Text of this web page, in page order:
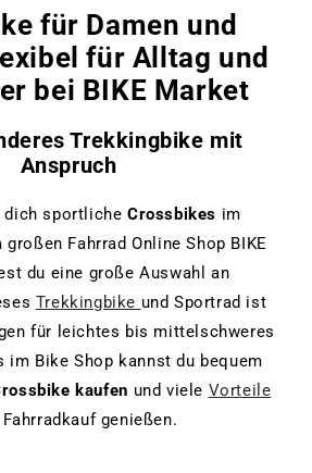
für Damen und
für Alltag und
bei BIKE Market
Trekkingbike mit
Anspruch
dich sportlicheCrossbikes im
Fahrrad Online Shop BIKE
du eine große Auswahl an
Trekkingbike und Sportrad ist
für leichtes bis mittelschweres
im Bike Shop kannst du bequem
kaufen und viele Vorteile
genießen.